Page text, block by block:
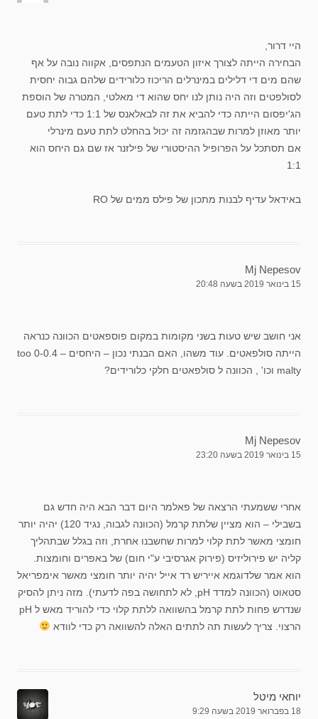
היי דרור,
הבחירה הייתה לצורך איזון הטעמים הנתפסים, אקווה נובה על אף
שהם מים די דלילים במינרלים הריכוז כלורידים שלהם גבוה יחסית
לסולפטים וזה היה נותן לנו יחס שהוא די מאלטי, המטרה של הוספת
הג'יפסום הייתה כדי להביא את זה לבאלאנס של 1:1 כדי לתת טעם
יותר מאוזן למרות שבהגזמה זה יכול בהחלט לתת טעם מינרלי
אם תסתכל על הפרופיל ההיסטורי של פילזנר אז שם גם היחס הוא
1:1
באידאל עדיף לבנות מתכון של פילס ממים של RO
Mj Nepesov
15 בינואר 2019 בשעה 20:48
אני חושב שיש טעות בשני מקומות במקום פוספאטים הכוונה כנראה
הייתה סולפאטים. עוד משהו, האם הבנתי נכון – היחסים – 0-0.4 too
malty וכו' , הכוונה ל סולפאטים חלקי כלורידים?
Mj Nepesov
15 בינואר 2019 בשעה 23:20
אחרי ששמעתי הרצאה של פאלמר היום דבר הבא היה חדש גם
בשבילי – הוא מציין שלתת קרמל (הכוונה לגבוה, נגיד 120) יהיה יותר
חומצי מאשר לתת קלוי למרות שחשבנו אחרת, וזה בגלל שבתהליך
קליה יש פירוליזיס (פירוק אגרסיבי ע"י חום) של באפרים וחומצות.
הוא אמר שלדוגמא אייריש רד אייל יהיה יותר חומצי מאשר אימפריאל
סטאוט (הכוונה למדד pH, לא לתחושה בפה לדעתי). מזה ניתן להסיק
שנדרש פחות לתת קרמל בהשוואה ללתת קלוי כדי להוריד מאש ל pH
הרצוי. צריך לעשות תה לתתים האלה להשוואה רק כדי לוודא
יוחאי מיטל
18 בפברואר 2019 בשעה 9:29